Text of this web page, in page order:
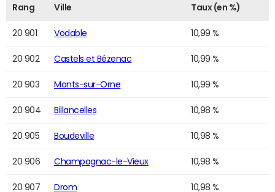
Rang Ville Taux (en %)
20 901 Vodable 10,99 %
20 902 Castels et Bézenac 10,99 %
20 903 Monts-sur-Orne 10,99 %
20 904 Billancelles 10,98 %
20 905 Boudeville 10,98 %
20 906 Champagnac-le-Vieux 10,98 %
20 907 Drom 10,98 %